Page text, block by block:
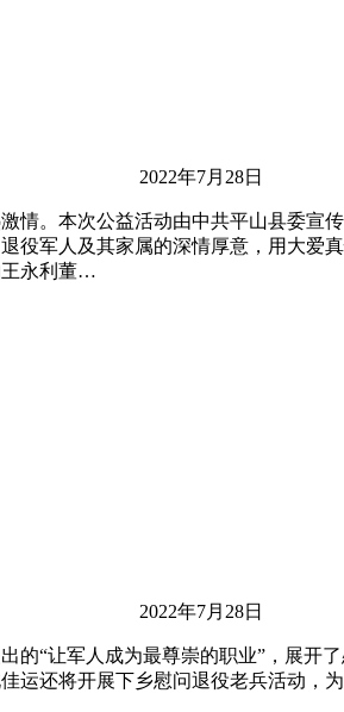
2022年7月28日
情。本次公益活动由中共平山县委宣
役军人及其家属的深情厚意，用大爱
王永利董…
2022年7月28日
“让军人成为最尊崇的职业”，展开
运还将开展下乡慰问退役老兵活动，